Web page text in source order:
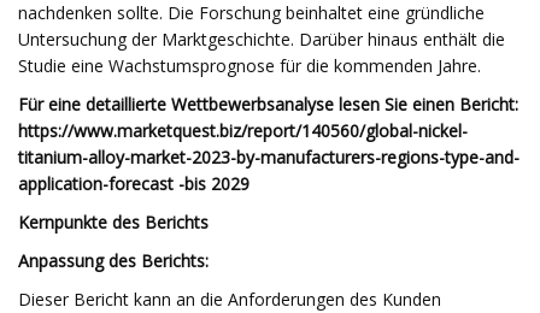
nachdenken sollte. Die Forschung beinhaltet eine gründliche
Untersuchung der Marktgeschichte. Darüber hinaus enthält die
Studie eine Wachstumsprognose für die kommenden Jahre.
Für eine detaillierte Wettbewerbsanalyse lesen Sie einen Bericht:
https://www.marketquest.biz/report/140560/global-nickel-
titanium-alloy-market-2023-by-manufacturers-regions-type-and-
application-forecast -bis 2029
Kernpunkte des Berichts
Anpassung des Berichts:
Dieser Bericht kann an die Anforderungen des Kunden